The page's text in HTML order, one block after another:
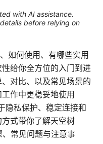
with AI assistance.
before relying on
如何使用、有哪些实用
给你全方位的入门到进
对比、以及常见场景的
作中更稳妥地使用
隐私保护、稳定连接和
式带你了解天空树
常见问题与注意事